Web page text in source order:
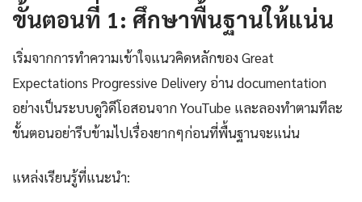
ขั้นตอนที่ 1: ศึกษาพื้นฐานให้แน่น
เริ่มจากการทำความเข้าใจแนวคิดหลักของ Great
Expectations Progressive Delivery อ่าน documentation
อย่างเป็นระบบดูวิดีโอสอนจาก YouTube และลองทำตามทีละ
ขั้นตอนอย่ารีบข้ามไปเรื่องยากๆก่อนที่พื้นฐานจะแน่น
แหล่งเรียนรู้ที่แนะนำ: